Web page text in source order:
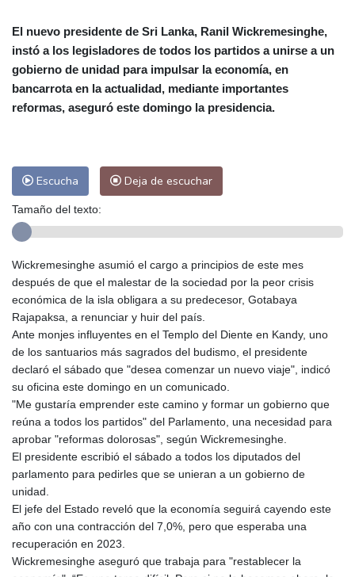
Málaga
26 °C Murcia
25 °C
Las Palmas de Gran Canaria
24 °C
Ibiza
27 °C Buenos Aires
Caracas
22 °C Managua
El nuevo presidente de Sri Lanka, Ranil Wickremesinghe,
instó a los legisladores de todos los partidos a unirse a un
gobierno de unidad para impulsar la economía, en
bancarrota en la actualidad, mediante importantes
reformas, aseguró este domingo la presidencia.
Escucha Deja de escuchar
Tamaño del texto:
Wickremesinghe asumió el cargo a principios de este mes
después de que el malestar de la sociedad por la peor crisis
económica de la isla obligara a su predecesor, Gotabaya
Rajapaksa, a renunciar y huir del país.
Ante monjes influyentes en el Templo del Diente en Kandy, uno
de los santuarios más sagrados del budismo, el presidente
declaró el sábado que "desea comenzar un nuevo viaje", indicó
su oficina este domingo en un comunicado.
"Me gustaría emprender este camino y formar un gobierno que
reúna a todos los partidos" del Parlamento, una necesidad para
aprobar "reformas dolorosas", según Wickremesinghe.
El presidente escribió el sábado a todos los diputados del
parlamento para pedirles que se unieran a un gobierno de
unidad.
El jefe del Estado reveló que la economía seguirá cayendo este
año con una contracción del 7,0%, pero que esperaba una
recuperación en 2023.
Wickremesinghe aseguró que trabaja para "restablecer la